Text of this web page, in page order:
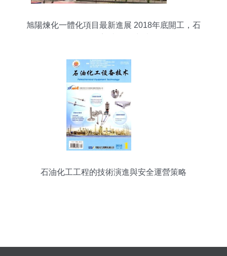
旭陽煉化一體化項目最新進展 2018年底開工，石
石油化工工程的技術演進與安全運營策略